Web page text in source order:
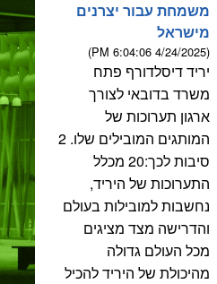
משמחת עבור יצרנים
מישראל
(4/24/2025 6:04:06 PM)
יריד דיסלדורף פתח
משרד בדובאי לצורך
ארגון תערוכות של
המותגים המובילים שלו. 2
סיבות לכך:20 מכלל
התערוכות של היריד,
נחשבות למובילות בעולם
והדרישה מצד מציגים
מכל העולם גדולה
מהיכולת של היריד להכיל